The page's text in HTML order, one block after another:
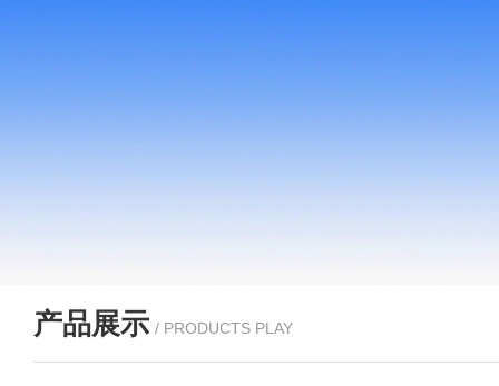
产品展示 / PRODUCTS PLAY